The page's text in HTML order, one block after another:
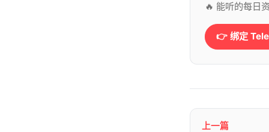
🔥 能听的每日
👉 绑定
上一篇